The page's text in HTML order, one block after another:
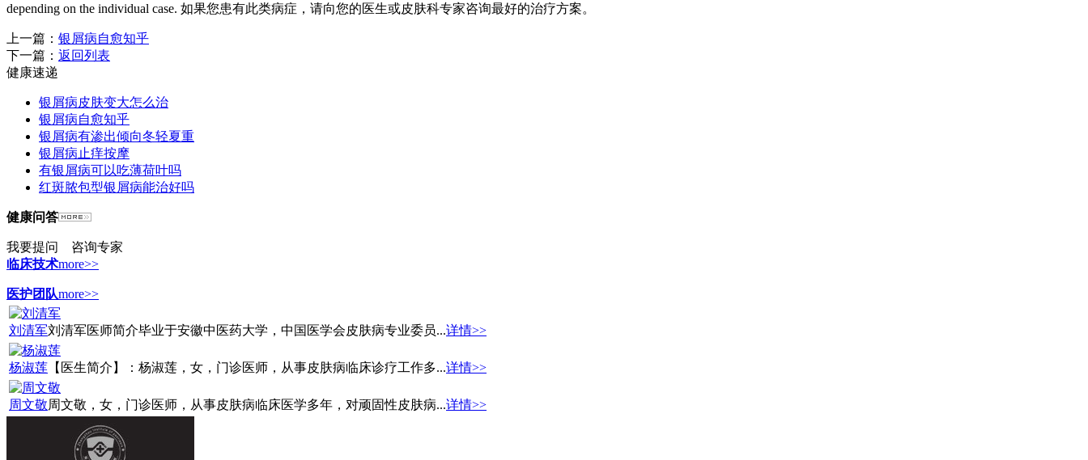
depending on the individual case. 如果您患有此类病症，请向您的医生或皮肤科专家咨询最好的治疗方案。
上一篇： 银屑病自愈知乎
下一篇： 返回列表
健康速递
银屑病皮肤变大怎么治
银屑病自愈知乎
银屑病有渗出倾向冬轻夏重
银屑病止痒按摩
有银屑病可以吃薄荷叶吗
红斑脓包型银屑病能治好吗
健康问答
我要提问
咨询专家
临床技术more>>
医护团队more>>
刘清军刘清军医师简介毕业于安徽中医药大学，中国医学会皮肤病专业委员...详情>>
杨淑莲 【医生简介】：杨淑莲，女，门诊医师，从事皮肤病临床诊疗工作多...详情>>
周文敬周文敬，女，门诊医师，从事皮肤病临床医学多年，对顽固性皮肤病...详情>>